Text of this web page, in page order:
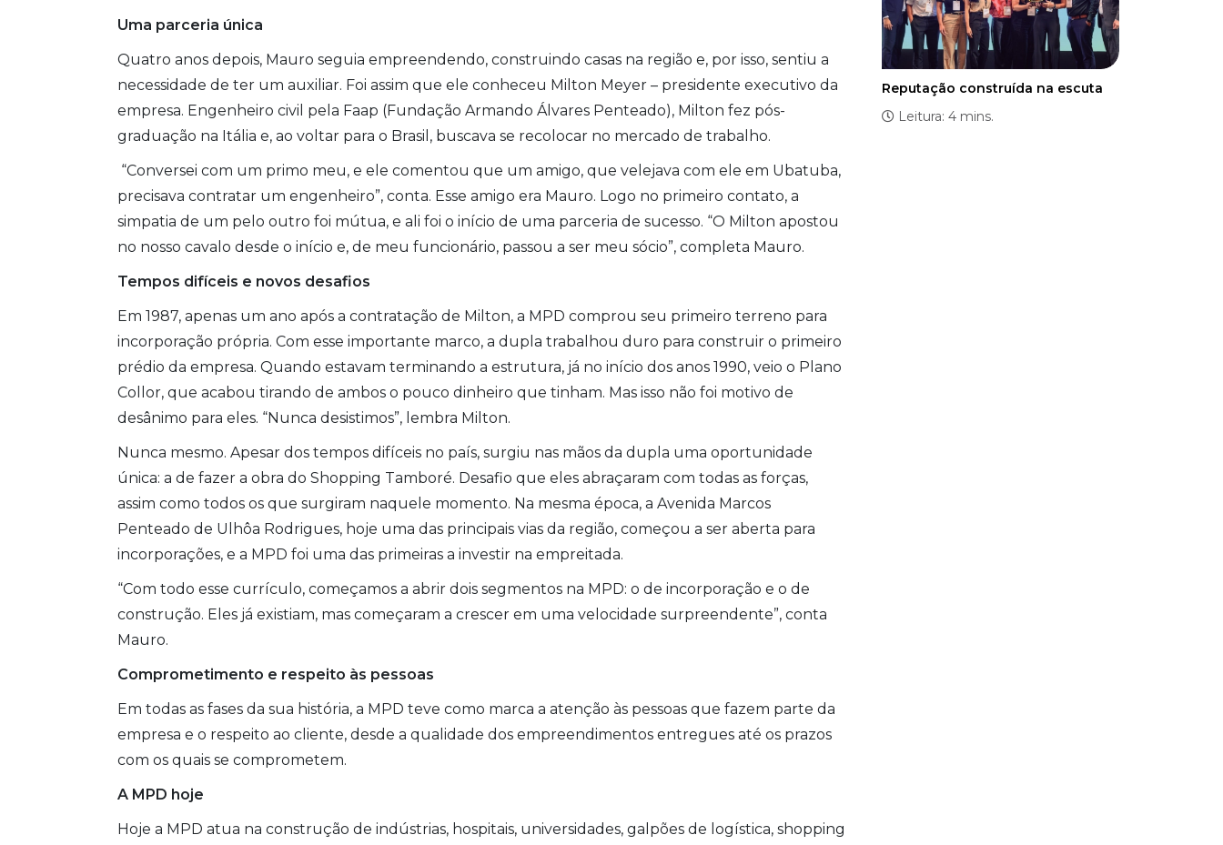
Uma parceria única
Quatro anos depois, Mauro seguia empreendendo, construindo casas na região e, por isso, sentiu a
necessidade de ter um auxiliar. Foi assim que ele conheceu Milton Meyer – presidente executivo da
empresa. Engenheiro civil pela Faap (Fundação Armando Álvares Penteado), Milton fez pós-
graduação na Itália e, ao voltar para o Brasil, buscava se recolocar no mercado de trabalho.
“Conversei com um primo meu, e ele comentou que um amigo, que velejava com ele em Ubatuba,
precisava contratar um engenheiro”, conta. Esse amigo era Mauro. Logo no primeiro contato, a
simpatia de um pelo outro foi mútua, e ali foi o início de uma parceria de sucesso. “O Milton apostou
no nosso cavalo desde o início e, de meu funcionário, passou a ser meu sócio”, completa Mauro.
Tempos difíceis e novos desafios
Em 1987, apenas um ano após a contratação de Milton, a MPD comprou seu primeiro terreno para
incorporação própria. Com esse importante marco, a dupla trabalhou duro para construir o primeiro
prédio da empresa. Quando estavam terminando a estrutura, já no início dos anos 1990, veio o Plano
Collor, que acabou tirando de ambos o pouco dinheiro que tinham. Mas isso não foi motivo de
desânimo para eles. “Nunca desistimos”, lembra Milton.
Nunca mesmo. Apesar dos tempos difíceis no país, surgiu nas mãos da dupla uma oportunidade
única: a de fazer a obra do Shopping Tamboré. Desafio que eles abraçaram com todas as forças,
assim como todos os que surgiram naquele momento. Na mesma época, a Avenida Marcos
Penteado de Ulhôa Rodrigues, hoje uma das principais vias da região, começou a ser aberta para
incorporações, e a MPD foi uma das primeiras a investir na empreitada.
“Com todo esse currículo, começamos a abrir dois segmentos na MPD: o de incorporação e o de
construção. Eles já existiam, mas começaram a crescer em uma velocidade surpreendente”, conta
Mauro.
Comprometimento e respeito às pessoas
Em todas as fases da sua história, a MPD teve como marca a atenção às pessoas que fazem parte da
empresa e o respeito ao cliente, desde a qualidade dos empreendimentos entregues até os prazos
com os quais se comprometem.
A MPD hoje
Hoje a MPD atua na construção de indústrias, hospitais, universidades, galpões de logística, shopping
Reputação construída na escuta
Leitura: 4 mins.